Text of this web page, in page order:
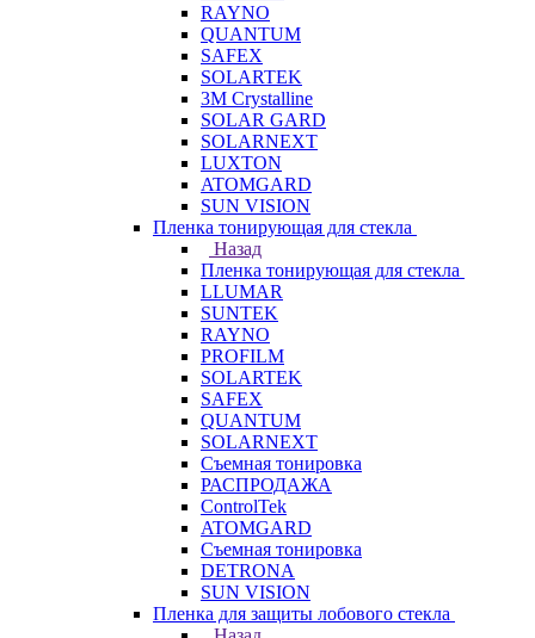
RAYNO
QUANTUM
SAFEX
SOLARTEK
3M Crystalline
SOLAR GARD
SOLARNEXT
LUXTON
ATOMGARD
SUN VISION
Пленка тонирующая для стекла
Назад
Пленка тонирующая для стекла
LLUMAR
SUNTEK
RAYNO
PROFILM
SOLARTEK
SAFEX
QUANTUM
SOLARNEXT
Съемная тонировка
РАСПРОДАЖА
ControlTek
ATOMGARD
Съемная тонировка
DETRONA
SUN VISION
Пленка для защиты лобового стекла